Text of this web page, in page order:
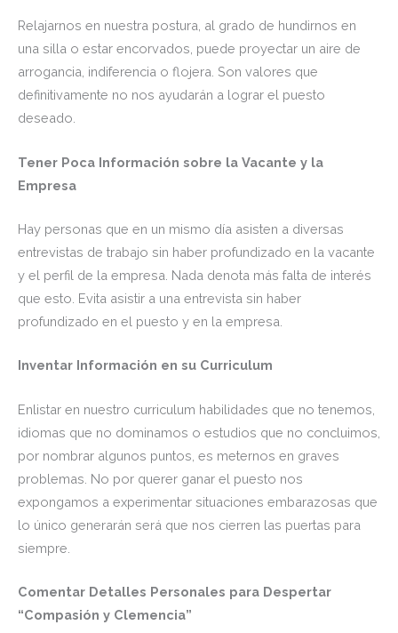
Relajarnos en nuestra postura, al grado de hundirnos en
una silla o estar encorvados, puede proyectar un aire de
arrogancia, indiferencia o flojera. Son valores que
definitivamente no nos ayudarán a lograr el puesto
deseado.
Tener Poca Información sobre la Vacante y la
Empresa
Hay personas que en un mismo día asisten a diversas
entrevistas de trabajo sin haber profundizado en la vacante
y el perfil de la empresa. Nada denota más falta de interés
que esto. Evita asistir a una entrevista sin haber
profundizado en el puesto y en la empresa.
Inventar Información en su Curriculum
Enlistar en nuestro curriculum habilidades que no tenemos,
idiomas que no dominamos o estudios que no concluimos,
por nombrar algunos puntos, es meternos en graves
problemas. No por querer ganar el puesto nos
expongamos a experimentar situaciones embarazosas que
lo único generarán será que nos cierren las puertas para
siempre.
Comentar Detalles Personales para Despertar
“Compasión y Clemencia”